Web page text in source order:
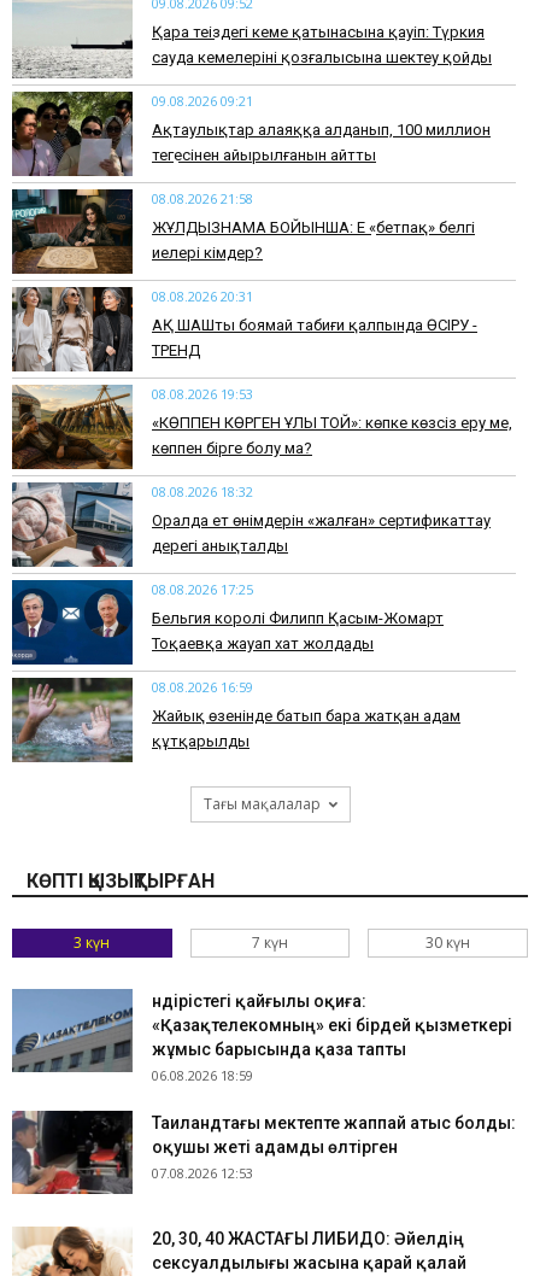
Қара теңіздегі кеме қатынасына қауіп: Түркия
сауда кемелерінің қозғалысына шектеу қойды
09.08.2026 09:21
Ақтаулықтар алаяққа алданып, 100 миллион
теңгесінен айырылғанын айтты
08.08.2026 21:58
ЖҰЛДЫЗНАМА БОЙЫНША: Ең «бетпақ» белгі
иелері кімдер?
08.08.2026 20:31
АҚ ШАШты боямай табиғи қалпында ӨСІРУ -
ТРЕНД
08.08.2026 19:53
​«КӨППЕН КӨРГЕН ҰЛЫ ТОЙ»: көпке көзсіз еру ме,
көппен бірге болу ма?
08.08.2026 18:32
Оралда ет өнімдерін «жалған» сертификаттау
дерегі анықталды
08.08.2026 17:25
Бельгия королі Филипп Қасым-Жомарт
Тоқаевқа жауап хат жолдады
08.08.2026 16:59
Жайық өзенінде батып бара жатқан адам
құтқарылды
Тағы мақалалар
КӨПТІ ҚЫЗЫҚТЫРҒАН
3 күн 7 күн 30 күн
Өндірістегі қайғылы оқиға:
«Қазақтелекомның» екі бірдей қызметкері
жұмыс барысында қаза тапты
06.08.2026 18:59
Таиландтағы мектепте жаппай атыс болды:
оқушы жеті адамды өлтірген
07.08.2026 12:53
​20, 30, 40 ЖАСТАҒЫ ЛИБИДО: Әйелдің
сексуалдылығы жасына қарай қалай